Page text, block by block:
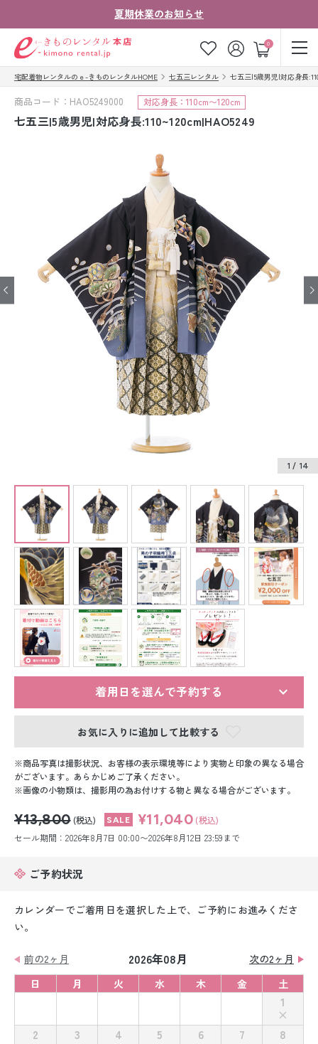
夏期休業のお知らせ
0
ゲスト
お気に入り ログイン カート
ご注文の流れ
法人・グループの
お客様はこちら
着物の種類から探す
七五三レンタル
ジュニア着物レンタル
ジュニア洋装レンタル
ベビー洋装レンタル
紋付袴レンタル
留袖レンタル
スーツレンタル
色打掛&紋付袴レンタル
白無垢&紋付袴レンタル
小物販売品
宅配着物レンタルのｅ-きものレンタルHOME 七五三レンタル 七五三|5歳男児|対応身長
商品コード：HAO5249000 対応身長：110cm〜120cm
七五三|5歳男児|対応身長:110~120cm|HAO5249
1 / 14
着用日を選んで予約する
お気に入りに追加して比較する
商品写真は撮影状況、お客様の表示環境等により実物と印象の異なる場合
がございます。あらかじめご了承ください。
画像の小物類は、撮影用の為お付けする物と異なる場合がございます。
¥13,800 (税込) ¥11,040 (税込)
セール期間：2026年8月7日 00:00〜2026年8月12日 23:59まで
ご予約状況
カレンダーでご着用日を選択した上で、ご予約にお進みくださ
い。
前の2ヶ月 2026年08月
次の2ヶ月
日
月 火 水 木 金 土
1
2
3 4 5 6 7
8